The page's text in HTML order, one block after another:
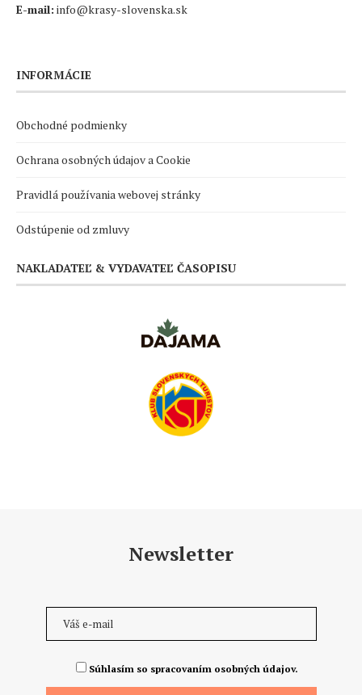
E-mail: info@krasy-slovenska.sk
INFORMÁCIE
Obchodné podmienky
Ochrana osobných údajov a Cookie
Pravidlá používania webovej stránky
Odstúpenie od zmluvy
NAKLADATEĽ & VYDAVATEĽ ČASOPISU
Newsletter
Súhlasím so spracovaním osobných údajov.